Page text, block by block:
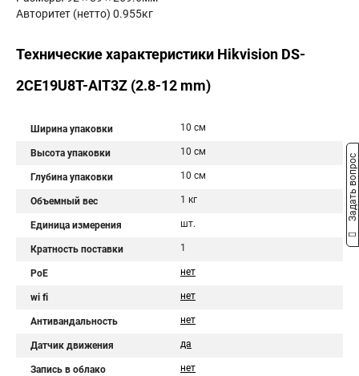
Авторитет (нетто) 0.955кг
Технические характеристики Hikvision DS-
2CE19U8T-AIT3Z (2.8-12 mm)
Ширина упаковки 10 см
Высота упаковки 10 см
Глубина упаковки 10 см
Объемный вес 1 кг
Единица измерения шт.
Кратность поставки 1
PoE нет
wi fi нет
Антивандальность нет
Датчик движения да
Запись в облако нет
Задать вопрос